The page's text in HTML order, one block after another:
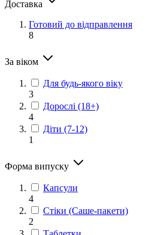
Доставка
Готовий до відправлення
8
За віком
Для будь-якого віку
3
Дорослі (18+)
4
Діти (7-12)
1
Форма випуску
Капсули
4
Стіки (Саше-пакети)
2